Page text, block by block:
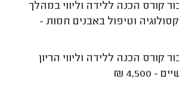
קורס הכנה ללידה וליווי במהלך
וטיפול באבנים חמות -
קורס הכנה ללידה וליווי הריון
₪